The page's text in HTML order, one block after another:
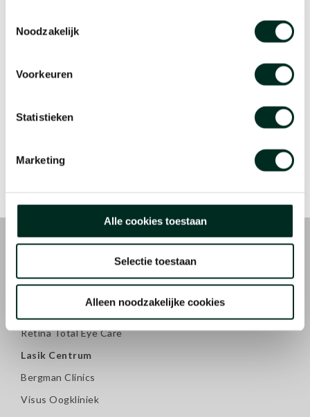
adverteren en analyse.
Deze partners kunnen deze
andere informatie die u aan
ze heeft verstrekt of die ze
hebben verzameld op basis
van uw gebruik van hun
Noodzakelijk
Voorkeuren
Statistieken
Marketing
Alle cookies toestaan
Selectie toestaan
Alleen noodzakelijke cookies
Vooronderzoek € 125,-
€ 1750,-
TransPRK € 1450,-
€ 350,-
FYEO
Retina Total Eye Care
Lasik Centrum
Bergman Clinics
Visus Oogkliniek